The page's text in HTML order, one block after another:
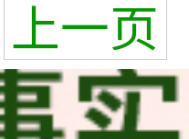
上一页